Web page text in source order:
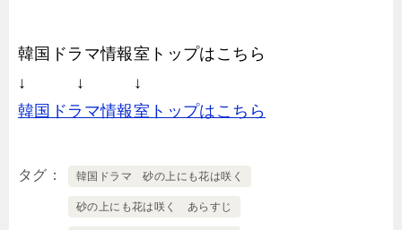
韓国ドラマ情報室トップはこちら
↓ ↓ ↓
韓国ドラマ情報室トップはこちら
タグ 韓国ドラマ 砂の上にも花は咲く
砂の上にも花は咲く あらすじ